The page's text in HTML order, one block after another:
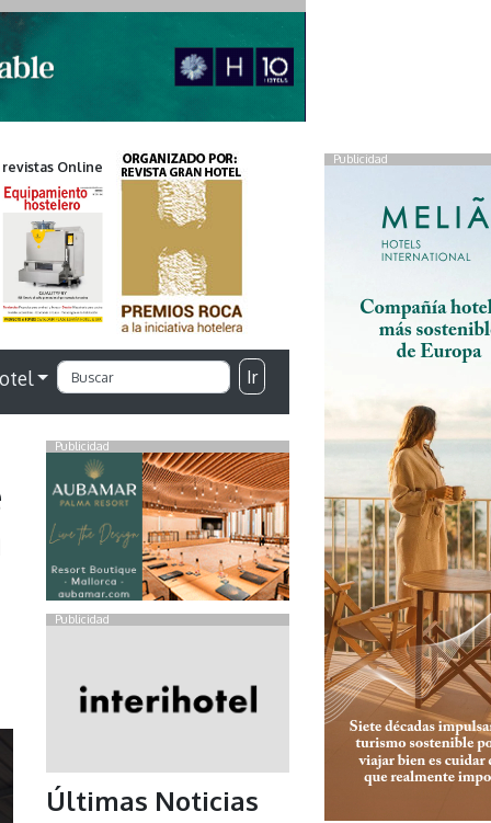
Publicidad
Online
Ir
Publicidad
Publicidad
Últimas Noticias